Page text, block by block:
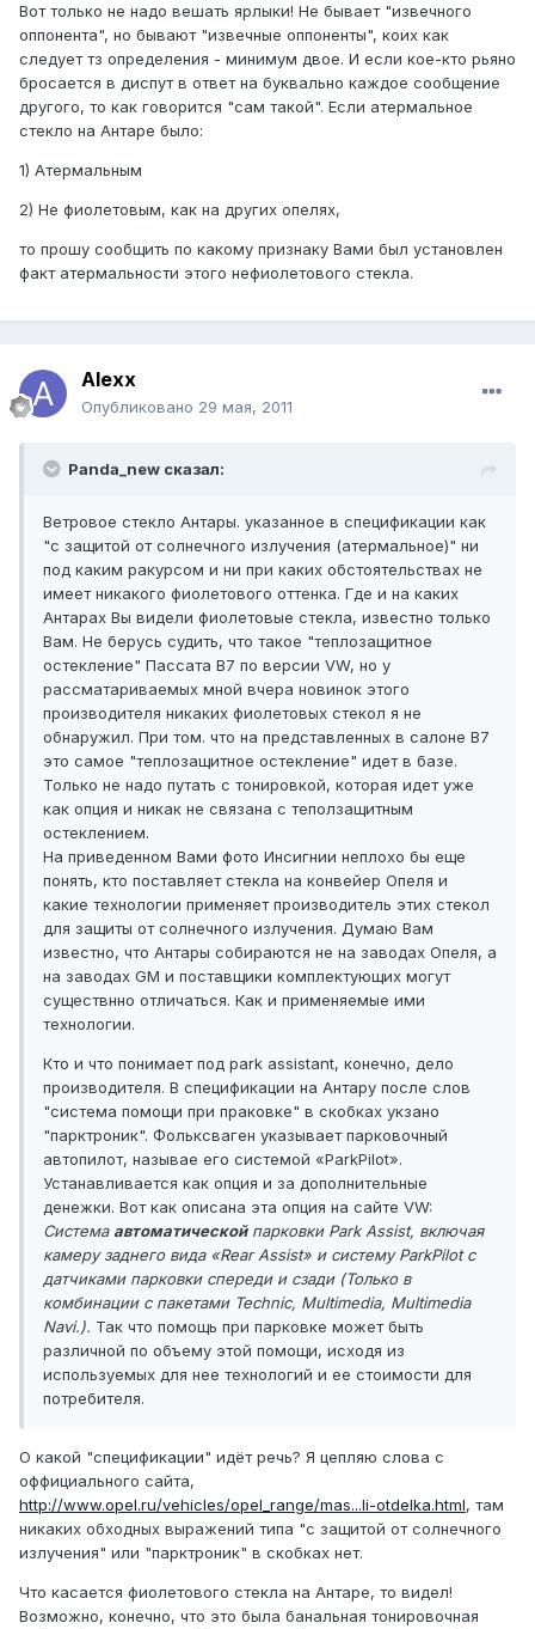
Вот только не надо вешать ярлыки! Не бывает "извечного
оппонента", но бывают "извечные оппоненты", коих как
следует тз определения - минимум двое. И если кое-кто рьяно
бросается в диспут в ответ на буквально каждое сообщение
другого, то как говорится "сам такой". Если атермальное
стекло на Антаре было:
1) Атермальным
2) Не фиолетовым, как на других опелях,
то прошу сообщить по какому признаку Вами был установлен
факт атермальности этого нефиолетового стекла.
Alexx
Опубликовано 29 мая, 2011
Panda_new сказал:
Ветровое стекло Антары. указанное в спецификации как
"с защитой от солнечного излучения (атермальное)" ни
под каким ракурсом и ни при каких обстоятельствах не
имеет никакого фиолетового оттенка. Где и на каких
Антарах Вы видели фиолетовые стекла, известно только
Вам. Не берусь судить, что такое "теплозащитное
остекление" Пассата В7 по версии VW, но у
рассматариваемых мной вчера новинок этого
производителя никаких фиолетовых стекол я не
обнаружил. При том. что на представленных в салоне В7
это самое "теплозащитное остекление" идет в базе.
Только не надо путать с тонировкой, которая идет уже
как опция и никак не связана с теползащитным
остеклением.
На приведенном Вами фото Инсигнии неплохо бы еще
понять, кто поставляет стекла на конвейер Опеля и
какие технологии применяет производитель этих стекол
для защиты от солнечного излучения. Думаю Вам
известно, что Антары собираются не на заводах Опеля, а
на заводах GM и поставщики комплектующих могут
существнно отличаться. Как и применяемые ими
технологии.
Кто и что понимает под park assistant, конечно, дело
производителя. В спецификации на Антару после слов
"система помощи при праковке" в скобках укзано
"парктроник". Фольксваген указывает парковочный
автопилот, называе его системой «ParkPilot».
Устанавливается как опция и за дополнительные
денежки. Вот как описана эта опция на сайте VW:
Система автоматическойпарковки Park Assist, включая
камеру заднего вида «Rear Assist» и систему ParkPilot с
датчиками парковки спереди и сзади (Только в
комбинации с пакетами Technic, Multimedia, Multimedia
Navi.). Так что помощь при парковке может быть
различной по объему этой помощи, исходя из
используемых для нее технологий и ее стоимости для
потребителя.
О какой "спецификации" идёт речь? Я цепляю слова с
оффициального сайта,
http://www.opel.ru/vehicles/opel_range/mas...li-otdelka.html, там
никаких обходных выражений типа "с защитой от солнечного
излучения" или "парктроник" в скобках нет.
Что касается фиолетового стекла на Антаре, то видел!
Возможно, конечно, что это была банальная тонировочная